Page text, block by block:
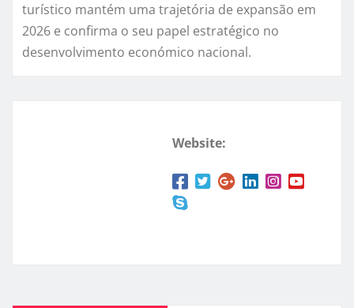
turístico mantém uma trajetória de expansão em
2026 e confirma o seu papel estratégico no
desenvolvimento económico nacional.
Website: